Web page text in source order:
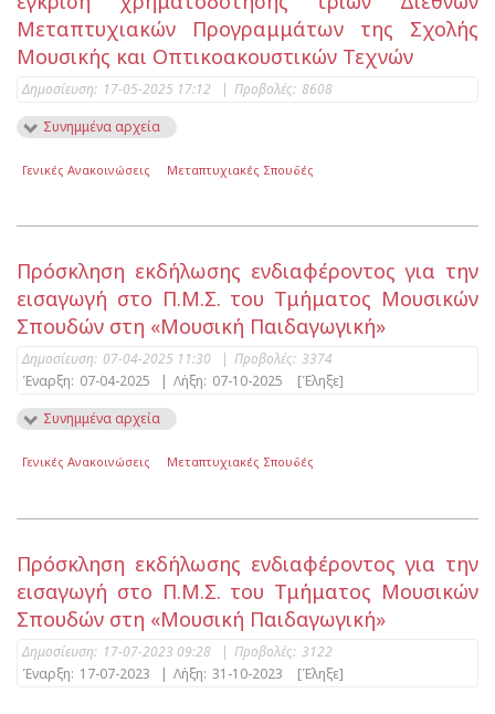
Μεταπτυχιακών Προγραμμάτων της Σχολής
Μουσικής και Οπτικοακουστικών Τεχνών
Δημοσίευση: 17-05-2025 17:12 | Προβολές: 8608
Συνημμένα αρχεία
Γενικές Ανακοινώσεις Μεταπτυχιακές Σπουδές
Πρόσκληση εκδήλωσης ενδιαφέροντος για την
εισαγωγή στο Π.Μ.Σ. του Τμήματος Μουσικών
Σπουδών στη «Μουσική Παιδαγωγική»
Δημοσίευση: 07-04-2025 11:30 | Προβολές: 3374
Έναρξη: 07-04-2025 | Λήξη: 07-10-2025
[Έληξε]
Συνημμένα αρχεία
Γενικές Ανακοινώσεις Μεταπτυχιακές Σπουδές
Πρόσκληση εκδήλωσης ενδιαφέροντος για την
εισαγωγή στο Π.Μ.Σ. του Τμήματος Μουσικών
Σπουδών στη «Μουσική Παιδαγωγική»
Δημοσίευση: 17-07-2023 09:28 | Προβολές: 3122
Έναρξη: 17-07-2023 | Λήξη: 31-10-2023 [Έληξε]